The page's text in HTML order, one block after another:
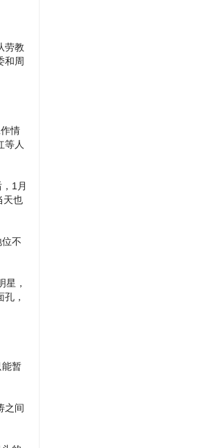
劳教
和周
情
等人
1月
天也
不
星，
，
能暂
之间